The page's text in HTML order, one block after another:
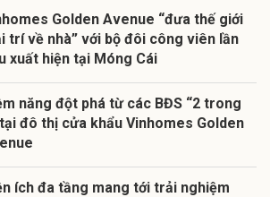
Golden Avenue “đưa thế giới
trí về nhà” với bộ đôi công viên lần
xuất hiện tại Móng Cái
năng đột phá từ các BĐS “2 trong
đô thị cửa khẩu Vinhomes Golden
ích đa tầng mang tới trải nghiệm